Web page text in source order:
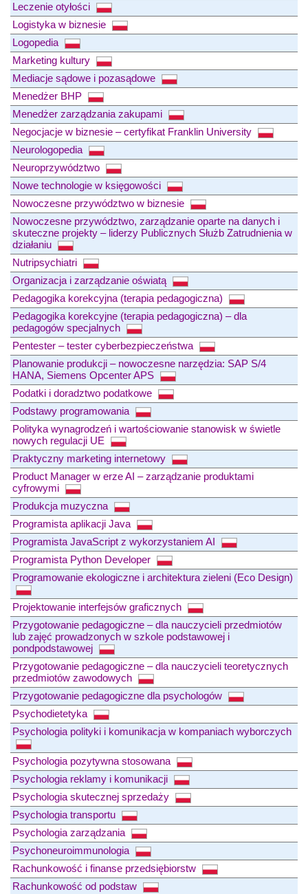
Leczenie otyłości
Logistyka w biznesie
Logopedia
Marketing kultury
Mediacje sądowe i pozasądowe
Menedżer BHP
Menedżer zarządzania zakupami
Negocjacje w biznesie – certyfikat Franklin University
Neurologopedia
Neuroprzywództwo
Nowe technologie w księgowości
Nowoczesne przywództwo w biznesie
Nowoczesne przywództwo, zarządzanie oparte na danych i
skuteczne projekty – liderzy Publicznych Służb Zatrudnienia w
działaniu
Nutripsychiatri
Organizacja i zarządzanie oświatą
Pedagogika korekcyjna (terapia pedagogiczna)
Pedagogika korekcyjne (terapia pedagogiczna) – dla
pedagogów specjalnych
Pentester – tester cyberbezpieczeństwa
Planowanie produkcji – nowoczesne narzędzia: SAP S/4
HANA, Siemens Opcenter APS
Podatki i doradztwo podatkowe
Podstawy programowania
Polityka wynagrodzeń i wartościowanie stanowisk w świetle
nowych regulacji UE
Praktyczny marketing internetowy
Product Manager w erze AI – zarządzanie produktami
cyfrowymi
Produkcja muzyczna
Programista aplikacji Java
Programista JavaScript z wykorzystaniem AI
Programista Python Developer
Programowanie ekologiczne i architektura zieleni (Eco Design)
Projektowanie interfejsów graficznych
Przygotowanie pedagogiczne – dla nauczycieli przedmiotów
lub zajęć prowadzonych w szkole podstawowej i
pondpodstawowej
Przygotowanie pedagogiczne – dla nauczycieli teoretycznych
przedmiotów zawodowych
Przygotowanie pedagogiczne dla psychologów
Psychodietetyka
Psychologia polityki i komunikacja w kompaniach wyborczych
Psychologia pozytywna stosowana
Psychologia reklamy i komunikacji
Psychologia skutecznej sprzedaży
Psychologia transportu
Psychologia zarządzania
Psychoneuroimmunologia
Rachunkowość i finanse przedsiębiorstw
Rachunkowość od podstaw